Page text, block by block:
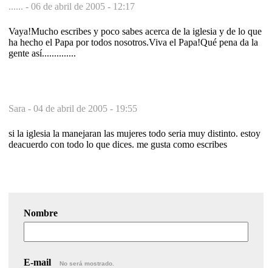
...... - 06 de abril de 2005 - 12:17
Vaya!Mucho escribes y poco sabes acerca de la iglesia y de lo que
ha hecho el Papa por todos nosotros.Viva el Papa!Qué pena da la
gente así..............
Sara - 04 de abril de 2005 - 19:55
si la iglesia la manejaran las mujeres todo seria muy distinto. estoy
deacuerdo con todo lo que dices. me gusta como escribes
Nombre
E-mail No será mostrado.